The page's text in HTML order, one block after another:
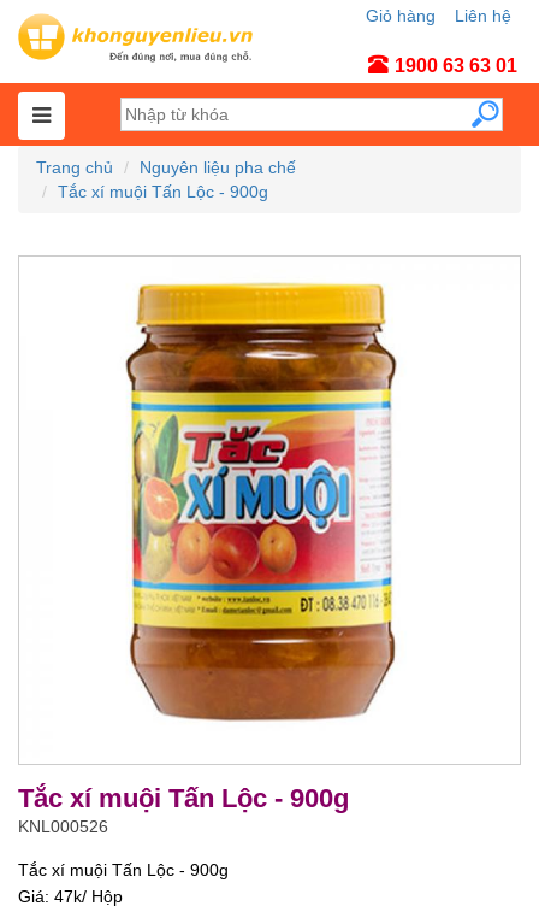
Liên hệ
Giỏ hàng
1900 63 63 01
Trang chủ
Nguyên liệu pha chế
Tắc xí muội Tấn Lộc - 900g
Tắc xí muội Tấn Lộc - 900g
KNL000526
Tắc xí muội Tấn Lộc - 900g
Giá: 47k/ Hộp